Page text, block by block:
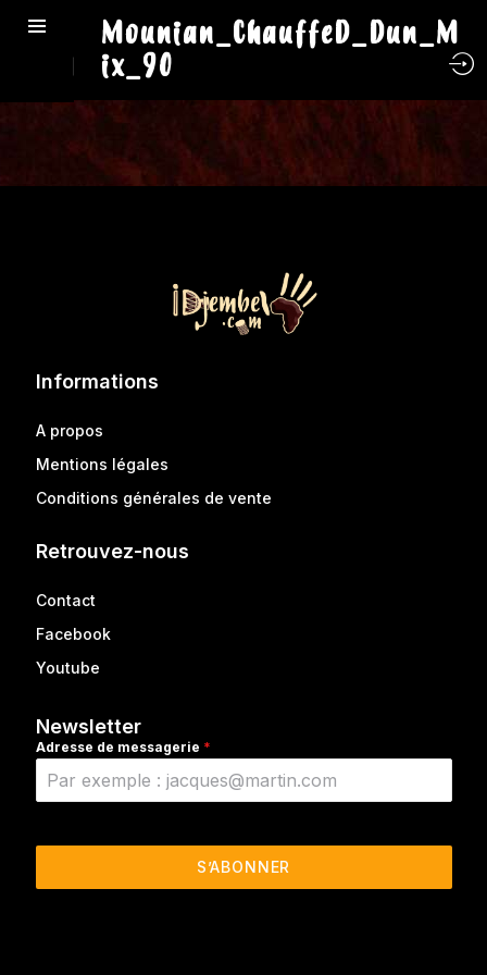
Mounian_ChauffeD_Dun_M
ix_90
Informations
A propos
Mentions légales
Conditions générales de vente
Retrouvez-nous
Contact
Facebook
Youtube
Newsletter
Adresse de messagerie *
S’ABONNER